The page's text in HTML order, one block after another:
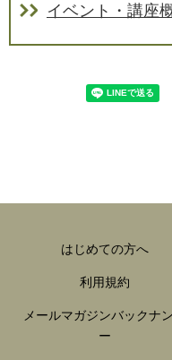
イベント・講座
はじめての方へ
利用規約
メールマガジンバックナ
ー